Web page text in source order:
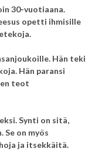
30-vuotiaana.
opetti ihmisille
Hän teki
Hän paransi
teot
Synti on sitä,
Se on myös
ja itsekkäitä.